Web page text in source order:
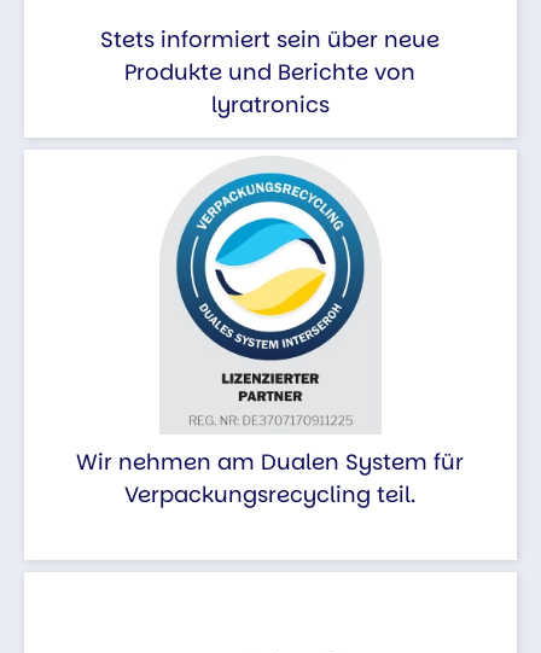
Stets informiert sein über neue
Produkte und Berichte von
lyratronics
Wir nehmen am Dualen System für
Verpackungsrecycling teil.